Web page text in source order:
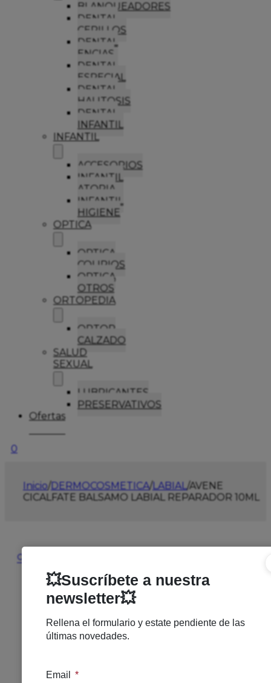
BLANQUEADORES
DENTAL
CEPILLOS
DENTAL
ENCIAS
DENTAL
ESPECIAL
DENTAL
HALITOSIS
DENTAL
INFANTIL
INFANTIL
ACCESORIOS
INFANTIL
ATOPIA
INFANTIL
HIGIENE
OPTICA
OPTICA
COLIRIOS
OPTICA
OTROS
ORTOPEDIA
ORTOP
CALZADO
SALUD
SEXUAL
LUBRICANTES
PRESERVATIVOS
Ofertas
0
Inicio/DERMOCOSMETICA/LABIAL/AVENE
CICALFATE BALSAMO LABIAL REPARADOR 10ML
🔍